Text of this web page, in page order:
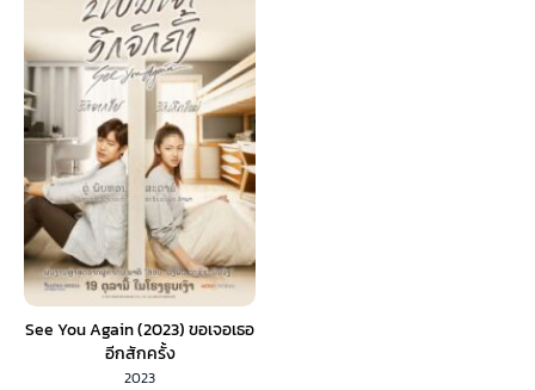
See You Again (2023) ขอเจอเธอ
อีกสักครั้ง
2023